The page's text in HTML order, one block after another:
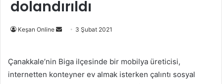
dolandırıldı
Keşan Online
Bir
göndermek
3 Şubat 2021
Çanakkale’nin Biga ilçesinde bir mobilya üreticisi,
internetten konteyner ev almak isterken çalıntı sosyal